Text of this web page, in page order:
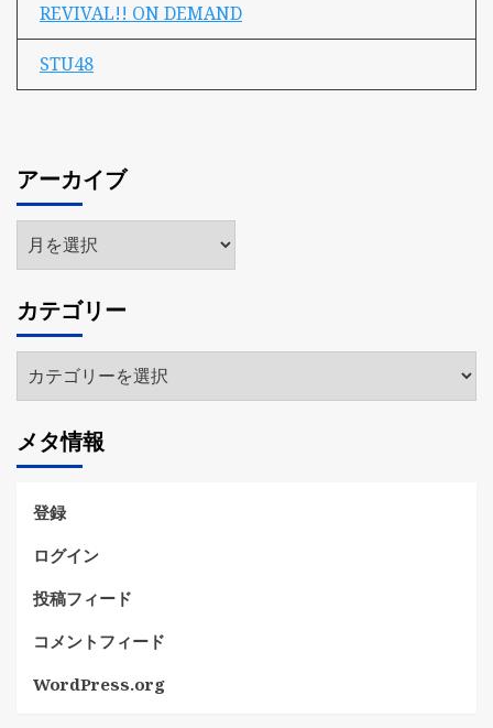
REVIVAL!! ON DEMAND
STU48
アーカイブ
ア
ー
イ
ブ
カテゴリー
テ
リ
ー
メタ情報
登録
ログイン
投稿フィード
コメントフィード
WordPress.org